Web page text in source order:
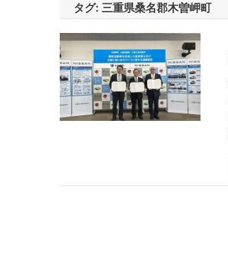
タグ: 三重県桑名郡木曽岬町